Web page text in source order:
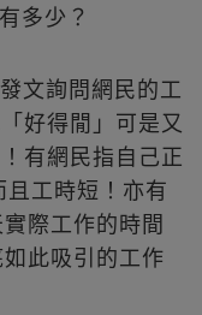
多少？
文詢問網民的工
好得閒」可是又
有網民指自己正
工時短！亦有
際工作的時間
此吸引的工作